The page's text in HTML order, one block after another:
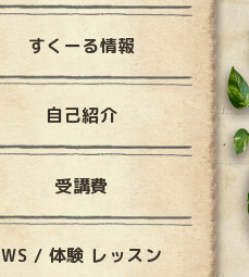
すくーる情報
自己紹介
受講費
WS / 体験 レッスン